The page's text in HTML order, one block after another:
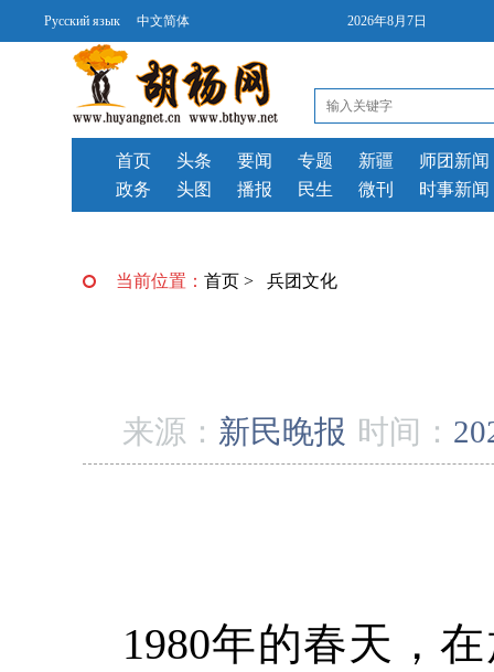
Русский язык 中文简体 2026年8月7日
首页 头条
要闻
政务
头图 播报
专题 新疆
师团新闻
民生
微刊 时事新闻
当前位置： 首页 > 兵团文化
来源： 新民晚报 时间：
1980年的春天，